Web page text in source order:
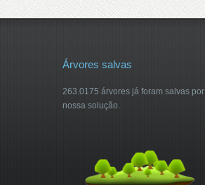
Árvores salvas
263.0175 árvores já foram salvas por
nossa solução.